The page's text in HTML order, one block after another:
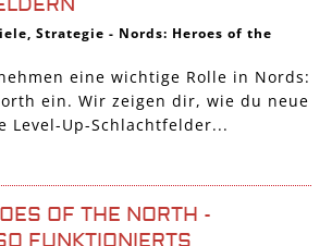
, Strategie - Nords: Heroes of the
eine wichtige Rolle in Nords:
ein. Wir zeigen dir, wie du neue
Level-Up-Schlachtfelder...
OF THE NORTH -